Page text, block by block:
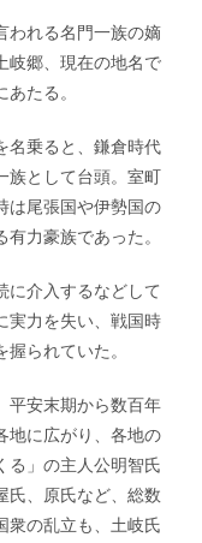
われる名門一族の嫡
岐郷、現在の地名で
たる。
名乗ると、鎌倉時代
族として台頭。室町
は尾張国や伊勢国の
力豪族であった。
に介入するなどして
実力を失い、戦国時
られていた。
平安末期から数百年
地に広がり、各地の
る」の主人公明智氏
氏、原氏など、総数
衆の乱立も、土岐氏